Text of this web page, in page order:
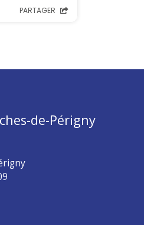
de-Périgny